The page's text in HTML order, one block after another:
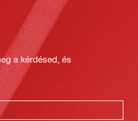
a kérdésed, és